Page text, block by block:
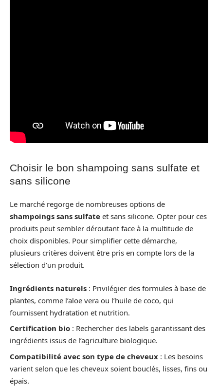
Choisir le bon shampoing sans sulfate et
sans silicone
Le marché regorge de nombreuses options de
shampoings sans sulfate et sans silicone. Opter pour ces
produits peut sembler déroutant face à la multitude de
choix disponibles. Pour simplifier cette démarche,
plusieurs critères doivent être pris en compte lors de la
sélection d’un produit.
Ingrédients naturels : Privilégier des formules à base de
plantes, comme l’aloe vera ou l’huile de coco, qui
fournissent hydratation et nutrition.
Certification bio : Rechercher des labels garantissant des
ingrédients issus de l’agriculture biologique.
Compatibilité avec son type de cheveux : Les besoins
varient selon que les cheveux soient bouclés, lisses, fins ou
épais.